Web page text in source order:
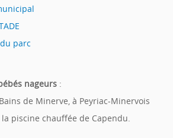
parc
nageurs :
de Minerve, à Peyriac-Minervois
piscine chauffée de Capendu.